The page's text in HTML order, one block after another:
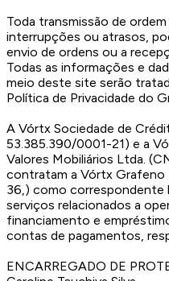
Toda transmissão de
interrupções ou atrasos,
envio de ordens ou a
Todas as informações e
meio deste site serão
Política de Privacidade do
A Vórtx Sociedade de
53.385.390/0001-21) e a
Valores Mobiliários Ltda.
contratam a Vórtx Grafeno
36,) como correspondente
serviços relacionados a
financiamento e
contas de pagamentos,
ENCARREGADO DE